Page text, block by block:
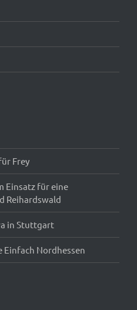
Frey
Einsatz für eine
Reihardswald
in Stuttgart
Einfach Nordhessen